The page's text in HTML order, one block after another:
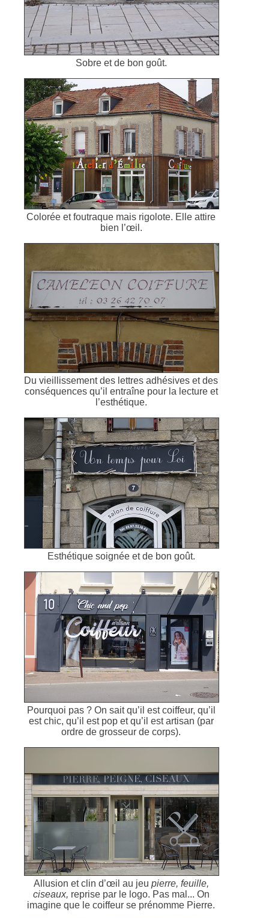
Sobre et de bon goût.
Colorée et foutraque mais rigolote. Elle attire
bien l’œil.
Du vieillissement des lettres adhésives et des
conséquences qu’il entraîne pour la lecture et
l’esthétique.
Esthétique soignée et de bon goût.
Pourquoi pas ? On sait qu’il est coiffeur, qu’il
est chic, qu’il est pop et qu’il est artisan (par
ordre de grosseur de corps).
Allusion et clin d’œil au jeu pierre, feuille,
ciseaux, reprise par le logo. Pas mal... On
imagine que le coiffeur se prénomme Pierre.